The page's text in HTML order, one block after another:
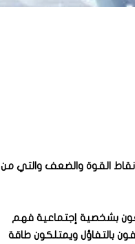
مواليده بالعديد من نقاط القوة والضعف والتي من
بشخصية إجتماعية فهم
بالتفاؤل ويمتلكون طاقة